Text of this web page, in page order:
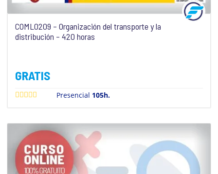
COML0209 – Organización del transporte y la
distribución – 420 horas
GRATIS
Presencial 105h.